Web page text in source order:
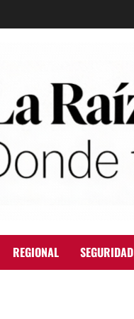
REGIONAL SEGURIDAD